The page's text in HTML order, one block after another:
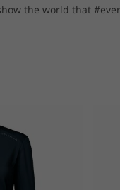
the world that